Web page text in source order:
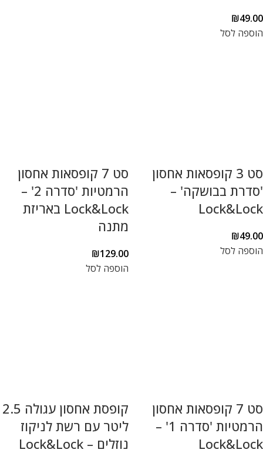
₪49.00
הוספה לסל
סט 3 קופסאות אחסון
'סדרת בבושקה' –
Lock&Lock
₪49.00
הוספה לסל
סט 7 קופסאות אחסון
הרמטיות 'סדרה 2' –
Lock&Lock באריזת
מתנה
₪129.00
הוספה לסל
סט 7 קופסאות אחסון
הרמטיות 'סדרה 1' –
Lock&Lock
קופסת אחסון עגולה 2.5
ליטר עם רשת לניקוז
נוזלים – Lock&Lock